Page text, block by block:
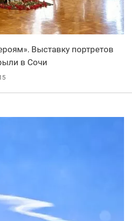
Выставку портретов
в Сочи